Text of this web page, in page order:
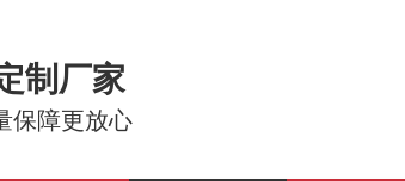
制厂家
保障更放心